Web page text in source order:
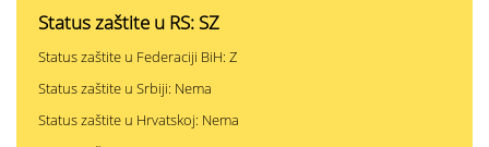
Status zaštite u RS: SZ
Status zaštite u Federaciji BiH: Z
Status zaštite u Srbiji: Nema
Status zaštite u Hrvatskoj: Nema